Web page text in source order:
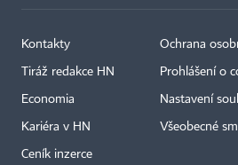
Kontakty
Tiráž redakce HN
Economia
Kariéra v HN
Ceník inzerce
Ochrana
Prohlášení o
Nastavení
Všeobecné